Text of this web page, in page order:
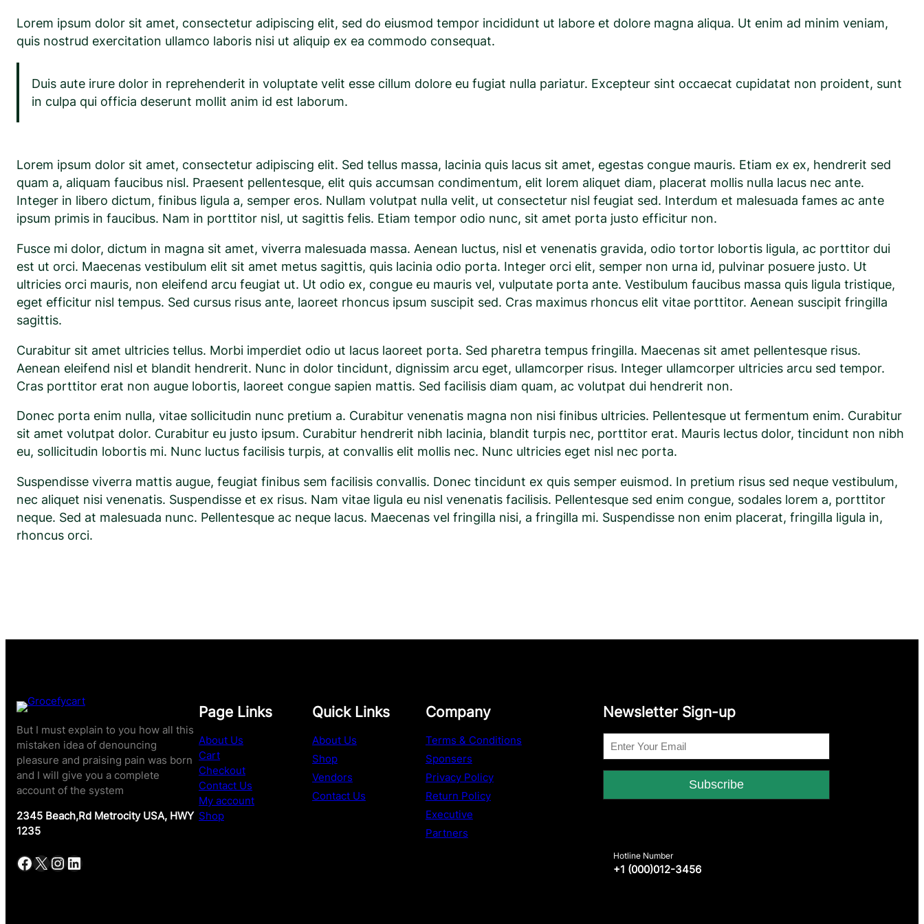
Lorem ipsum dolor sit amet, consectetur adipiscing elit, sed do eiusmod tempor incididunt ut labore et dolore magna aliqua. Ut enim ad minim veniam,
quis nostrud exercitation ullamco laboris nisi ut aliquip ex ea commodo consequat.
Duis aute irure dolor in reprehenderit in voluptate velit esse cillum dolore eu fugiat nulla pariatur. Excepteur sint occaecat cupidatat non proident, sunt
in culpa qui officia deserunt mollit anim id est laborum.
Lorem ipsum dolor sit amet, consectetur adipiscing elit. Sed tellus massa, lacinia quis lacus sit amet, egestas congue mauris. Etiam ex ex, hendrerit sed
quam a, aliquam faucibus nisl. Praesent pellentesque, elit quis accumsan condimentum, elit lorem aliquet diam, placerat mollis nulla lacus nec ante.
Integer in libero dictum, finibus ligula a, semper eros. Nullam volutpat nulla velit, ut consectetur nisl feugiat sed. Interdum et malesuada fames ac ante
ipsum primis in faucibus. Nam in porttitor nisl, ut sagittis felis. Etiam tempor odio nunc, sit amet porta justo efficitur non.
Fusce mi dolor, dictum in magna sit amet, viverra malesuada massa. Aenean luctus, nisl et venenatis gravida, odio tortor lobortis ligula, ac porttitor dui
est ut orci. Maecenas vestibulum elit sit amet metus sagittis, quis lacinia odio porta. Integer orci elit, semper non urna id, pulvinar posuere justo. Ut
ultricies orci mauris, non eleifend arcu feugiat ut. Ut odio ex, congue eu mauris vel, vulputate porta ante. Vestibulum faucibus massa quis ligula tristique,
eget efficitur nisl tempus. Sed cursus risus ante, laoreet rhoncus ipsum suscipit sed. Cras maximus rhoncus elit vitae porttitor. Aenean suscipit fringilla
sagittis.
Curabitur sit amet ultricies tellus. Morbi imperdiet odio ut lacus laoreet porta. Sed pharetra tempus fringilla. Maecenas sit amet pellentesque risus.
Aenean eleifend nisl et blandit hendrerit. Nunc in dolor tincidunt, dignissim arcu eget, ullamcorper risus. Integer ullamcorper ultricies arcu sed tempor.
Cras porttitor erat non augue lobortis, laoreet congue sapien mattis. Sed facilisis diam quam, ac volutpat dui hendrerit non.
Donec porta enim nulla, vitae sollicitudin nunc pretium a. Curabitur venenatis magna non nisi finibus ultricies. Pellentesque ut fermentum enim. Curabitur
sit amet volutpat dolor. Curabitur eu justo ipsum. Curabitur hendrerit nibh lacinia, blandit turpis nec, porttitor erat. Mauris lectus dolor, tincidunt non nibh
eu, sollicitudin lobortis mi. Nunc luctus facilisis turpis, at convallis elit mollis nec. Nunc ultricies eget nisl nec porta.
Suspendisse viverra mattis augue, feugiat finibus sem facilisis convallis. Donec tincidunt ex quis semper euismod. In pretium risus sed neque vestibulum,
nec aliquet nisi venenatis. Suspendisse et ex risus. Nam vitae ligula eu nisl venenatis facilisis. Pellentesque sed enim congue, sodales lorem a, porttitor
neque. Sed at malesuada nunc. Pellentesque ac neque lacus. Maecenas vel fringilla nisi, a fringilla mi. Suspendisse non enim placerat, fringilla ligula in,
rhoncus orci.
But I must explain to you how all this
mistaken idea of denouncing
pleasure and praising pain was born
and I will give you a complete
account of the system
2345 Beach,Rd Metrocity USA, HWY
1235
Facebook X InstagramLinkedIn
Page Links
About Us
Cart
Checkout
Contact Us
My account
Shop
Quick Links
About Us
Shop
Vendors
Contact Us
Company
Terms & Conditions
Sponsers
Privacy Policy
Return Policy
Executive
Partners
Newsletter Sign-up
Hotline Number
+1 (000)012-3456